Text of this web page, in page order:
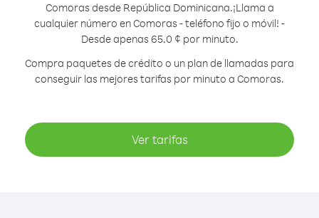
Comoras desde República Dominicana.¡Llama a
cualquier número en Comoras - teléfono fijo o móvil! -
Desde apenas 65.0 ¢ por minuto.
Compra paquetes de crédito o un plan de llamadas para
conseguir las mejores tarifas por minuto a Comoras.
Ver tarifas